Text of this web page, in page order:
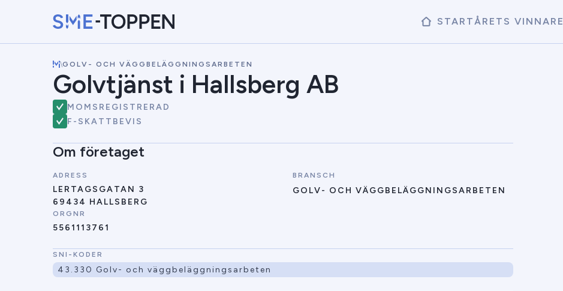
STARTÅRETS VINNARE
\GOLV- OCH VÄGGBELÄGGNINGSARBETEN
Golvtjänst i Hallsberg AB
MOMSREGISTRERAD
F-SKATTBEVIS
Om företaget
ADRESS
LERTAGSGATAN 3
69434 HALLSBERG
BRANSCH
GOLV- OCH VÄGGBELÄGGNINGSARBETEN
ORGNR
5561113761
SNI-KODER
43.330 Golv- och väggbeläggningsarbeten